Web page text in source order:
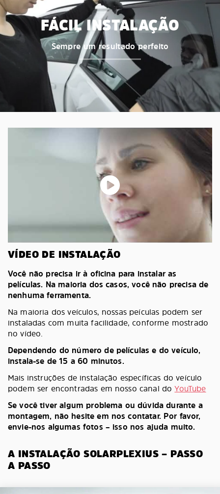
FÁCIL INSTALAÇÃO
Sempre um resultado perfeito
VÍDEO DE INSTALAÇÃO
Você não precisa ir à oficina para instalar as
películas. Na maioria dos casos, você não precisa de
nenhuma ferramenta.
Na maioria dos veículos, nossas peículas podem ser
instaladas com muita facilidade, conforme mostrado
no vídeo.
Dependendo do número de películas e do veículo,
instala-se de 15 a 60 minutos.
Mais instruções de instalação específicas do veículo
podem ser encontradas em nosso canal doYouTube
Se você tiver algum problema ou dúvida durante a
montagem, não hesite em nos contatar. Por favor,
envie-nos algumas fotos – isso nos ajuda muito.
A INSTALAÇÃO SOLARPLEXIUS – PASSO
A PASSO